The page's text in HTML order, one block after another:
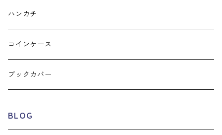
ハンカチ
コインケース
ブックカバー
BLOG